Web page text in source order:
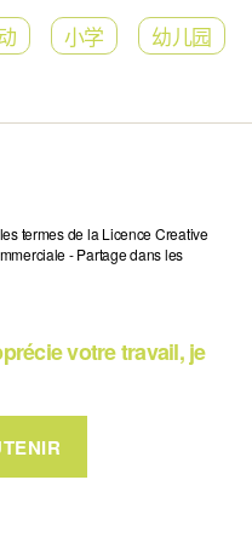
小学 幼儿园
termes de la Licence Creative
- Partage dans les
votre travail, je